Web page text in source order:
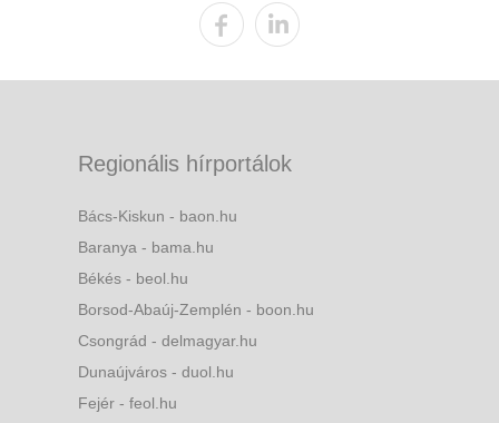
Regionális hírportálok
Bács-Kiskun - baon.hu
Baranya - bama.hu
Békés - beol.hu
Borsod-Abaúj-Zemplén - boon.hu
Csongrád - delmagyar.hu
Dunaújváros - duol.hu
Fejér - feol.hu